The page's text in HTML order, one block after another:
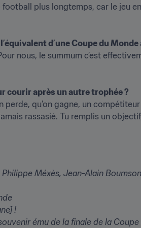
plus longtemps, car le jeu
d’une Coupe du
nous, le summum c’est
courir après un autre trophée ?
perde, qu’on gagne, un
rassasié. Tu remplis un
Philippe Méxès, Jean-Alain
!
ému de la finale de la